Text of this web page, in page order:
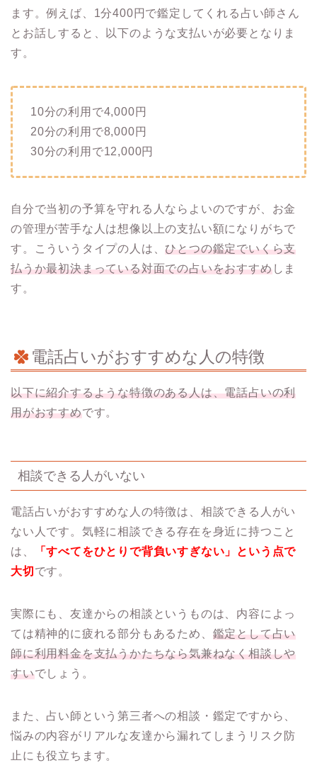
ます。例えば、1分400円で鑑定してくれる占い師さん
とお話しすると、以下のような支払いが必要となりま
す。
10分の利用で4,000円
20分の利用で8,000円
30分の利用で12,000円
自分で当初の予算を守れる人ならよいのですが、お金
の管理が苦手な人は想像以上の支払い額になりがちで
す。こういうタイプの人は、ひとつの鑑定でいくら支
払うか最初決まっている対面での占いをおすすめしま
す。
電話占いがおすすめな人の特徴
以下に紹介するような特徴のある人は、電話占いの利
用がおすすめです。
相談できる人がいない
電話占いがおすすめな人の特徴は、相談できる人がい
ない人です。気軽に相談できる存在を身近に持つこと
は、
「すべてをひとりで背負いすぎない」という点で
大切 です。
実際にも、友達からの相談というものは、内容によっ
ては精神的に疲れる部分もあるため、 鑑定として占い
師に利用料金を支払うかたちなら気兼ねなく相談しや
すいでしょう。
また、占い師という第三者への相談・鑑定ですから、
悩みの内容がリアルな友達から漏れてしまうリスク防
止にも役立ちます。